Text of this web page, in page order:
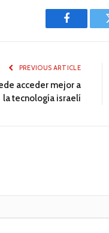
Facebook
PREVIOUS ARTICLE
acceder mejor a
la tecnología israelí